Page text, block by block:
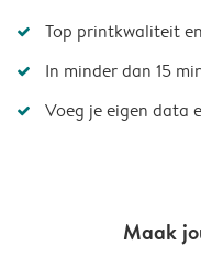
Top printkwaliteit
In minder dan 15
Voeg je eigen data
Maak